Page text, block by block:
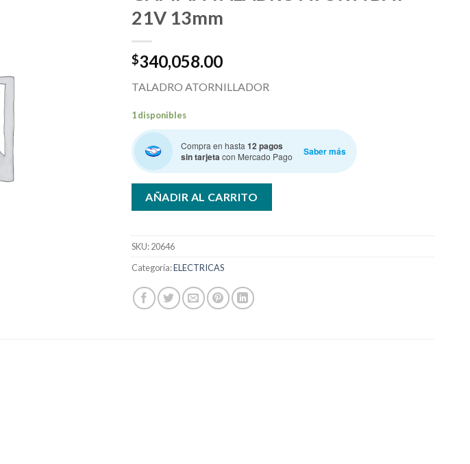
21V 13mm
$340,058.00
TALADRO ATORNILLADOR
1 disponibles
Compra en hasta 12 pagos
sin tarjetacon Mercado Pago Saber más
AÑADIR AL CARRITO
SKU:20646
Categoría:ELECTRICAS